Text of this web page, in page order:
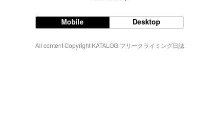
Mobile Desktop
All content Copyright KATALOG フリークライミング日誌